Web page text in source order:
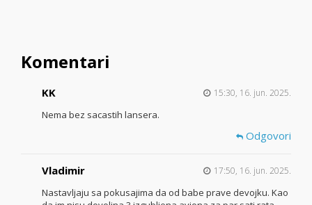
Komentari
KK 15:30, 16. jun. 2025.
Nema bez sacastih lansera.
Odgovori
Vladimir 17:50, 16. jun. 2025.
Nastavljaju sa pokusajima da od babe prave devojku. Kao